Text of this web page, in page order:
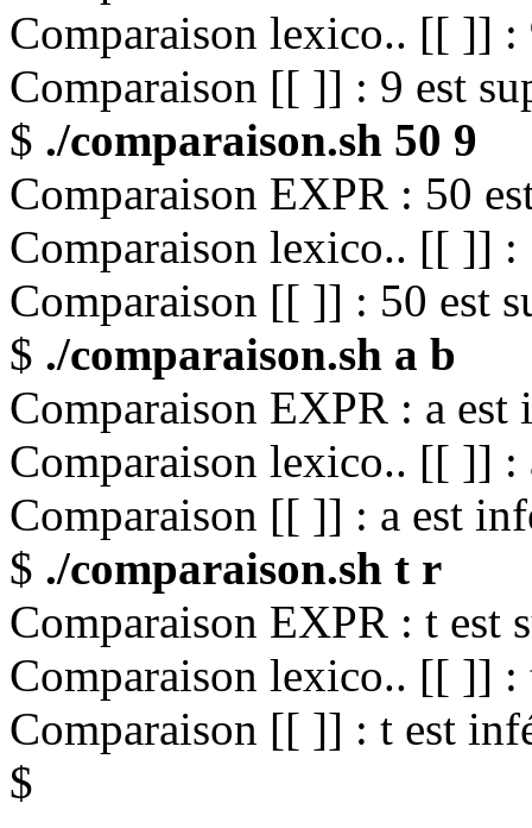
Comparaison lexico.. [[ ]] :
Comparaison [[ ]] : 9 est
$ ./comparaison.sh 50 9
Comparaison EXPR : 50
Comparaison lexico.. [[ ]] :
Comparaison [[ ]] : 50 est
$ ./comparaison.sh a b
Comparaison EXPR : a est
Comparaison lexico.. [[ ]] :
Comparaison [[ ]] : a est
$ ./comparaison.sh t r
Comparaison EXPR : t est
Comparaison lexico.. [[ ]] :
Comparaison [[ ]] : t est
$